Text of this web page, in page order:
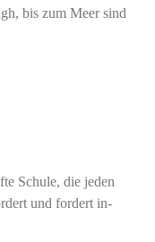
bis zum Meer sind
Schule, die jeden
und fordert in-